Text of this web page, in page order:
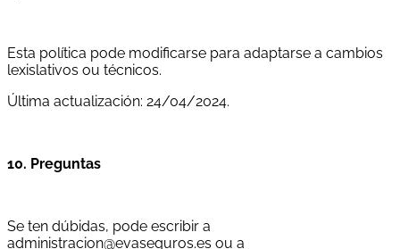
Esta política pode modificarse para adaptarse a cambios
lexislativos ou técnicos.
Última actualización: 24/04/2024.
10. Preguntas
Se ten dúbidas, pode escribir a
administracion@evaseguros.es ou a